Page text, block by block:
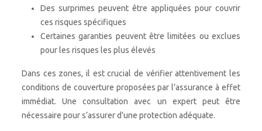
Des surprimes peuvent être appliquées pour couvrir
ces risques spécifiques
Certaines garanties peuvent être limitées ou exclues
pour les risques les plus élevés
Dans ces zones, il est crucial de vérifier attentivement les
conditions de couverture proposées par l’assurance à effet
immédiat. Une consultation avec un expert peut être
nécessaire pour s’assurer d’une protection adéquate.